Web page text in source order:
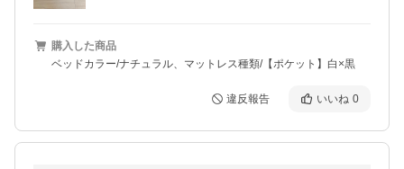
購入した商品
ベッドカラー/ナチュラル、マットレス種類/【ポケット】白×黒
違反報告 いいね 0